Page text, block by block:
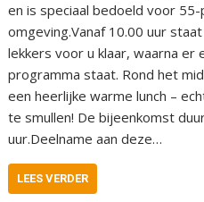
en is speciaal bedoeld voor
omgeving.Vanaf 10.00 uur
lekkers voor u klaar, waarna
programma staat. Rond het
een heerlijke warme lunch –
te smullen! De bijeenkomst
uur.Deelname aan deze…
LEES VERDER